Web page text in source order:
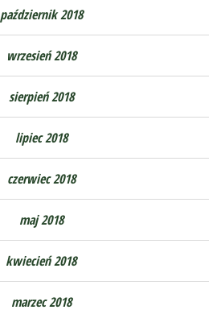
październik 2018
wrzesień 2018
sierpień 2018
lipiec 2018
czerwiec 2018
maj 2018
kwiecień 2018
marzec 2018